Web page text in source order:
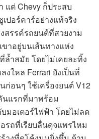
แต่ Chevy ก็ประสบ
ปอร์คาร์อย่างแท้จริง
งสรรค์รถยนต์ที่สวยงาม
าอยู่บนเส้นทางแห่ง
ล้ำสมัย โดยไม่เคยละทิ้ง
ใหล Ferrari ยังเป็นที่
อนๆ ใช้เครื่องยนต์ V12
นแรกที่มาพร้อม
มอเตอร์ไฟฟ้า โดยไม่ลด
รถที่เรียบลื่นดุจแพรไหม